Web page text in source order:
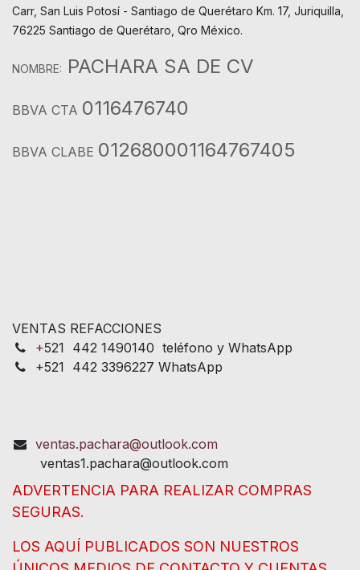
Carr, San Luis Potosí - Santiago de Querétaro Km. 17, Juriquilla,
76225 Santiago de Querétaro, Qro México.
NOMBRE: PACHARA SA DE CV
BBVA CTA 0116476740
BBVA CLABE 012680001164767405
VENTAS REFACCIONES
+521 442 1490140 teléfono y WhatsApp
+521 442 3396227 WhatsApp
ventas.pachara@outlook.com
ventas1.pachara@outlook.com
ADVERTENCIA PARA REALIZAR COMPRAS
SEGURAS.
LOS AQUÍ PUBLICADOS SON NUESTROS